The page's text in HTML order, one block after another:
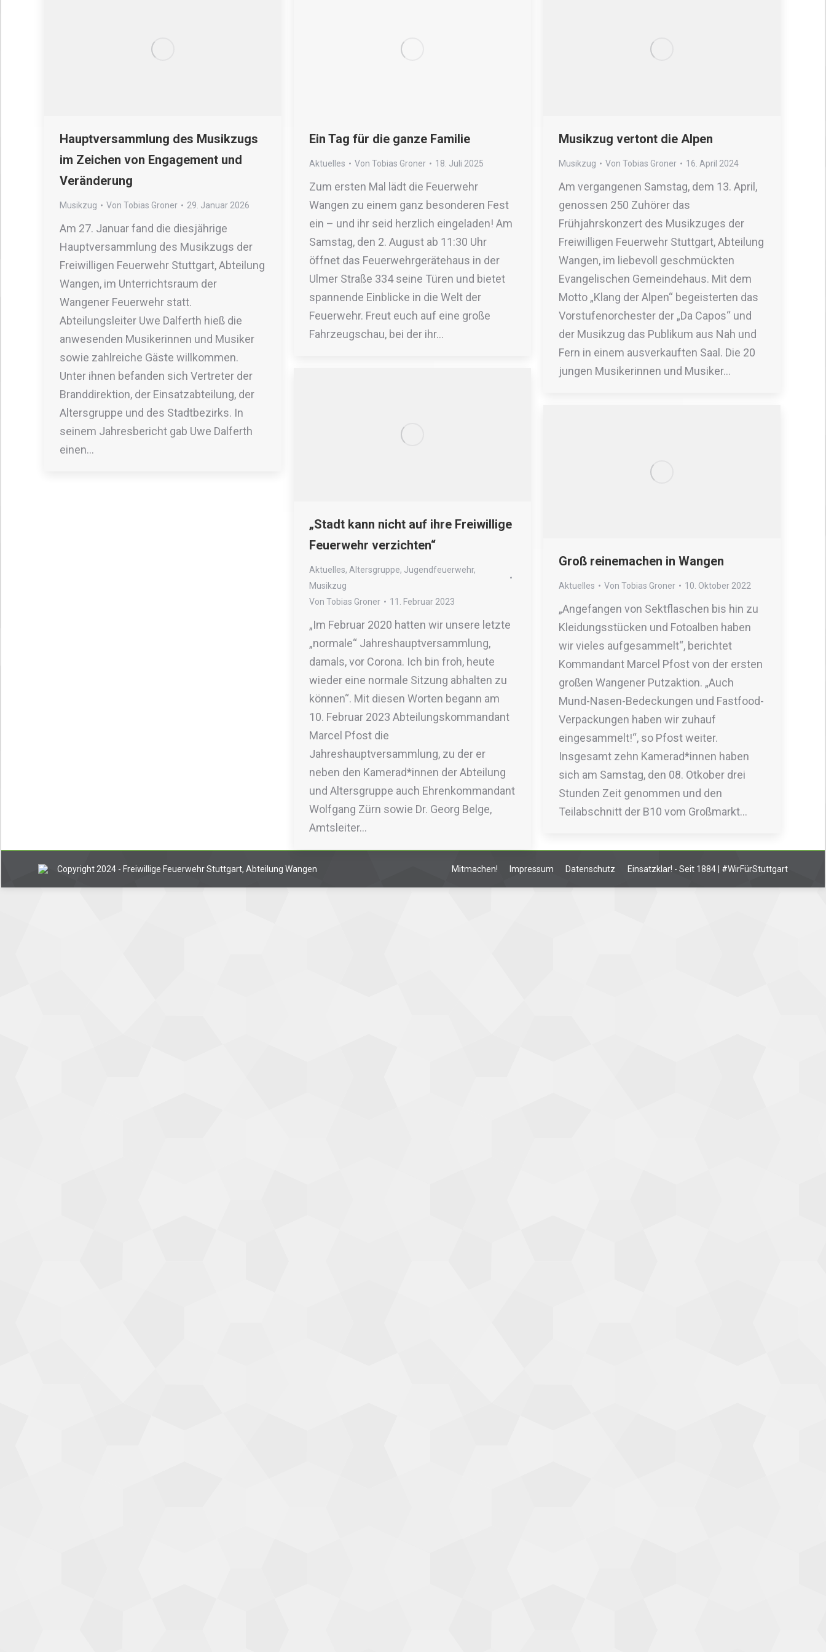
Hauptversammlung des Musikzugs
im Zeichen von Engagement und
Veränderung
Musikzug Von Tobias Groner 29. Januar 2026
Am 27. Januar fand die diesjährige
Hauptversammlung des Musikzugs der
Freiwilligen Feuerwehr Stuttgart, Abteilung
Wangen, im Unterrichtsraum der
Wangener Feuerwehr statt.
Abteilungsleiter Uwe Dalferth hieß die
anwesenden Musikerinnen und Musiker
sowie zahlreiche Gäste willkommen.
Unter ihnen befanden sich Vertreter der
Branddirektion, der Einsatzabteilung, der
Altersgruppe und des Stadtbezirks. In
seinem Jahresbericht gab Uwe Dalferth
einen…
Ein Tag für die ganze Familie
Aktuelles Von Tobias Groner 18. Juli 2025
Zum ersten Mal lädt die Feuerwehr
Wangen zu einem ganz besonderen Fest
ein – und ihr seid herzlich eingeladen! Am
Samstag, den 2. August ab 11:30 Uhr
öffnet das Feuerwehrgerätehaus in der
Ulmer Straße 334 seine Türen und bietet
spannende Einblicke in die Welt der
Feuerwehr. Freut euch auf eine große
Fahrzeugschau, bei der ihr…
Musikzug vertont die Alpen
Musikzug Von Tobias Groner 16. April 2024
Am vergangenen Samstag, dem 13. April,
genossen 250 Zuhörer das
Frühjahrskonzert des Musikzuges der
Freiwilligen Feuerwehr Stuttgart, Abteilung
Wangen, im liebevoll geschmückten
Evangelischen Gemeindehaus. Mit dem
Motto „Klang der Alpen“ begeisterten das
Vorstufenorchester der „Da Capos“ und
der Musikzug das Publikum aus Nah und
Fern in einem ausverkauften Saal. Die 20
jungen Musikerinnen und Musiker…
„Stadt kann nicht auf ihre Freiwillige
Feuerwehr verzichten“
Aktuelles, Altersgruppe, Jugendfeuerwehr,
Musikzug
Von Tobias Groner 11. Februar 2023
„Im Februar 2020 hatten wir unsere letzte
„normale“ Jahreshauptversammlung,
damals, vor Corona. Ich bin froh, heute
wieder eine normale Sitzung abhalten zu
können“. Mit diesen Worten begann am
10. Februar 2023 Abteilungskommandant
Marcel Pfost die
Jahreshauptversammlung, zu der er
neben den Kamerad*innen der Abteilung
und Altersgruppe auch Ehrenkommandant
Wolfgang Zürn sowie Dr. Georg Belge,
Amtsleiter…
Groß reinemachen in Wangen
Aktuelles Von Tobias Groner 10. Oktober 2022
„Angefangen von Sektflaschen bis hin zu
Kleidungsstücken und Fotoalben haben
wir vieles aufgesammelt“, berichtet
Kommandant Marcel Pfost von der ersten
großen Wangener Putzaktion. „Auch
Mund-Nasen-Bedeckungen und Fastfood-
Verpackungen haben wir zuhauf
eingesammelt!“, so Pfost weiter.
Insgesamt zehn Kamerad*innen haben
sich am Samstag, den 08. Otkober drei
Stunden Zeit genommen und den
Teilabschnitt der B10 vom Großmarkt…
Copyright 2024 - Freiwillige Feuerwehr Stuttgart, Abteilung Wangen Mitmachen! Impressum Datenschutz Einsatzklar! - Seit 1884 | #WirFürStuttgart